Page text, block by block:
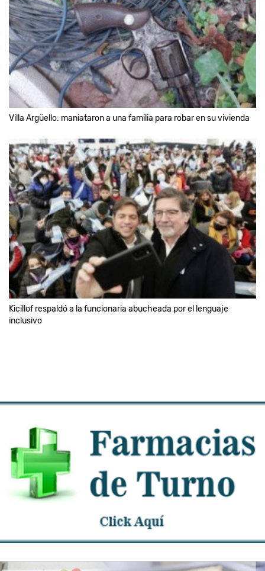
Villa Argüello: maniataron a una familia para robar en su vivienda
Kicillof respaldó a la funcionaria abucheada por el lenguaje
inclusivo